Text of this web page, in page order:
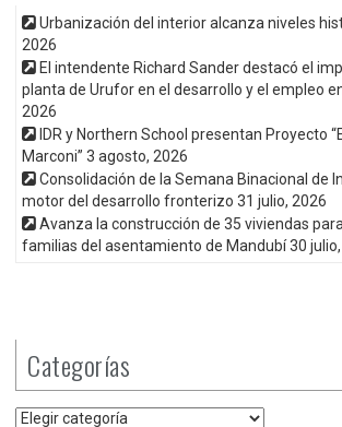
Urbanización del interior alcanza niveles
2026
El intendente Richard Sander destacó el
planta de Urufor en el desarrollo y el empleo
2026
IDR y Northern School presentan Proyecto
Marconi” 3 agosto, 2026
Consolidación de la Semana Binacional de
motor del desarrollo fronterizo 31 julio, 2026
Avanza la construcción de 35 viviendas
familias del asentamiento de Mandubí30
Categorías
Categorías